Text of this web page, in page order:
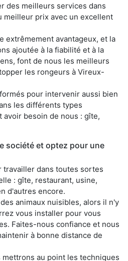
des meilleurs services dans
meilleur prix avec un excellent
extrêmement avantageux, et la
ajoutée à la fiabilité et à la
font de nous les meilleurs
les rongeurs à Vireux-
pour intervenir aussi bien
les différents types
besoin de nous : gîte,
société et optez pour une
travailler dans toutes sortes
: gîte, restaurant, usine,
d'autres encore.
animaux nuisibles, alors il n'y
vous installer pour vous
Faites-nous confiance et nous
à bonne distance de
au point les techniques